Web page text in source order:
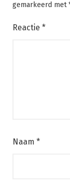
gemarkeerd met
Reactie *
Naam *